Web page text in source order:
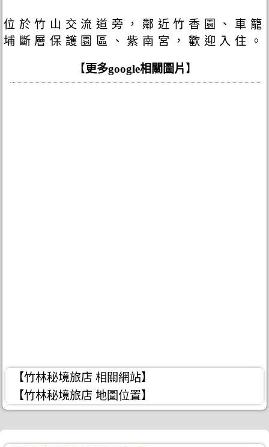
位於竹山交流道旁，鄰近竹香園、車籠
埔斷層保護園區、紫南宮，歡迎入住。
【 更多google相關圖片 】
【竹林秘境旅店 相關網站】
【竹林秘境旅店 地圖位置】